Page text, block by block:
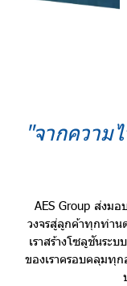
"จากความ
AES Group ส่งม
วงจรสู่ลูกค้าทุกท่า
เราสร้างโซลูชันร
ของเราครอบคลุมทุ